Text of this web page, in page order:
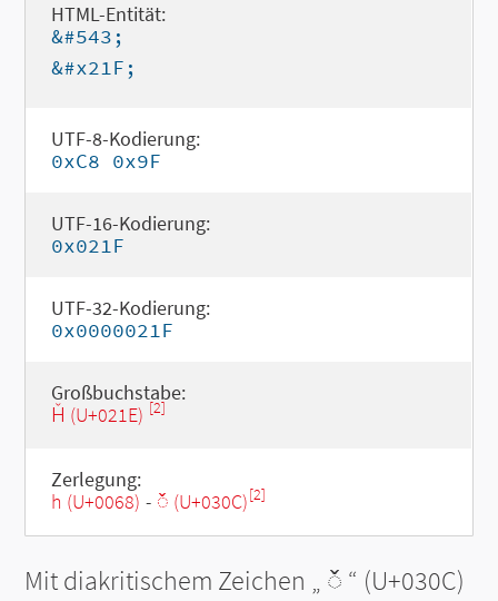
HTML-Entität:
&#543;
&#x21F;
UTF-8-Kodierung:
0xC8 0x9F
UTF-16-Kodierung:
0x021F
UTF-32-Kodierung:
0x0000021F
Großbuchstabe:
Ȟ (U+021E) [2]
Zerlegung:
h (U+0068) - ◌̌ (U+030C)[2]
Mit diakritischem Zeichen „ ◌̌ “ (U+030C)